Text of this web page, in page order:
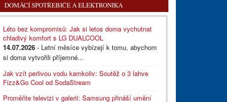
DOMÁCÍ SPOTŘEBIČE A ELEKTRONIKA
Léto bez kompromisů: Jak si letos doma vychutnat
chladivý komfort s LG DUALCOOL
14.07.2026 - Letní měsíce vybízejí k tomu, abychom
si doma vytvořili příjemné...
Jak vzít perlivou vodu kamkoliv: Soutěž o 3 lahve
Fizz&Go Cool od SodaStream
Proměňte televizi v galerii: Samsung přináší umění